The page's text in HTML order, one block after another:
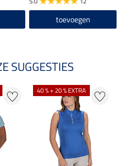
toevoegen
SUGGESTIES
40 % + 20 % EXTRA